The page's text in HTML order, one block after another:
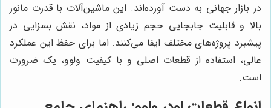
در بازار جهانی به دست آورده‌اند. این ماشین‌آلات با قدرت مانور
بالا و قابلیت جابجایی حجم زیادی از مواد، نقش بسزایی در
پیشبرد پروژه‌های مختلف ایفا می‌کنند. اما برای حفظ این عملکرد
عالی، استفاده از قطعات اصلی و با کیفیت ولوو، یک ضرورت
است.